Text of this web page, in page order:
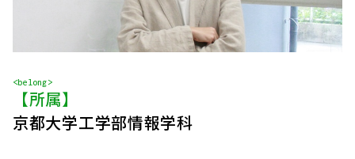
<belong>
【所属】
京都大学工学部情報学科